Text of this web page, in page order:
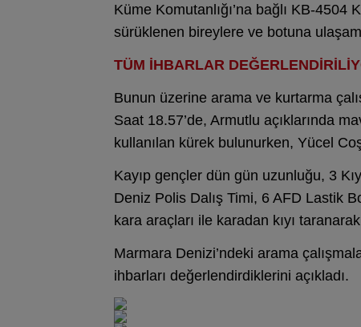
Küme Komutanlığı’na bağlı KB-4504
sürüklenen bireylere ve botuna
TÜM İHBARLAR
Bunun üzerine arama ve kurtarma
Saat 18.57’de, Armutlu açıklarında
kullanılan kürek bulunurken, Yücel
Kayıp gençler dün gün uzunluğu, 3
Deniz Polis Dalış Timi, 6 AFD Lastik
kara araçları ile karadan kıyı
Marmara Denizi’ndeki arama
ihbarları değerlendirdiklerini açıkladı.